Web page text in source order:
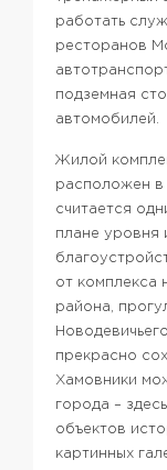
работать
ресторанов
подземная
автомобилей.
Жилой
расположен в
считается
плане уровня
от комплекса
района,
прекрасно
Хамовники
города –
объектов
картинных